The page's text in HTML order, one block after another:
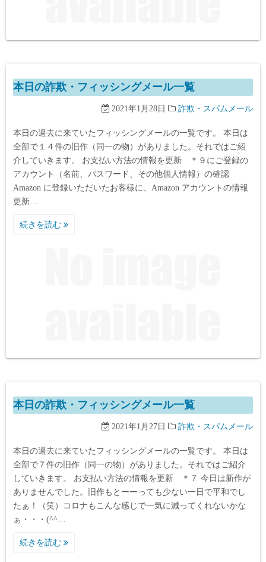
本日の詐欺・フィッシングメール一覧
2021年1月28日 詐欺・スパムメール
本日の過去に来ていたフィッシングメールの一覧です。 本日は
全部で１４件の旧作（同一の物）がありました。それではご紹
介していきます。 お支払い方法の情報を更新 ＊９にご登録の
アカウント（名前、パスワード、その他個人情報）の確認
Аmazon に登録いただいたお客様に、Аmazon アカウントの情報
更新…
続きを読む
本日の詐欺・フィッシングメール一覧
2021年1月27日 詐欺・スパムメール
本日の過去に来ていたフィッシングメールの一覧です。 本日は
全部で７件の旧作（同一の物）がありました。それではご紹介
していきます。 お支払い方法の情報を更新 ＊７ 今日は新作が
ありませんでした。旧作もとーーっても少ない一日で平和でし
たぁ！（笑）コロナもこんな感じで一気に減ってくれないかな
ぁ・・・(^^…
続きを読む